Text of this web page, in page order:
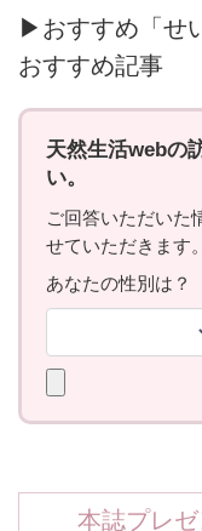
▶おすすめ「せ
おすすめ記事
本誌プレ